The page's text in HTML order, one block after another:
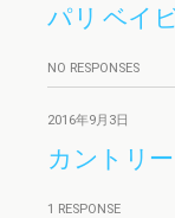
パリ ベイ
NO RESPONSES
2016年9月3日
カントリ
1 RESPONSE